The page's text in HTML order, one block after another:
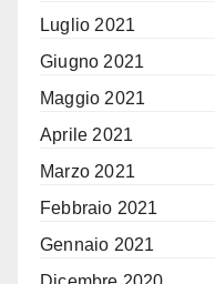
Luglio 2021
Giugno 2021
Maggio 2021
Aprile 2021
Marzo 2021
Febbraio 2021
Gennaio 2021